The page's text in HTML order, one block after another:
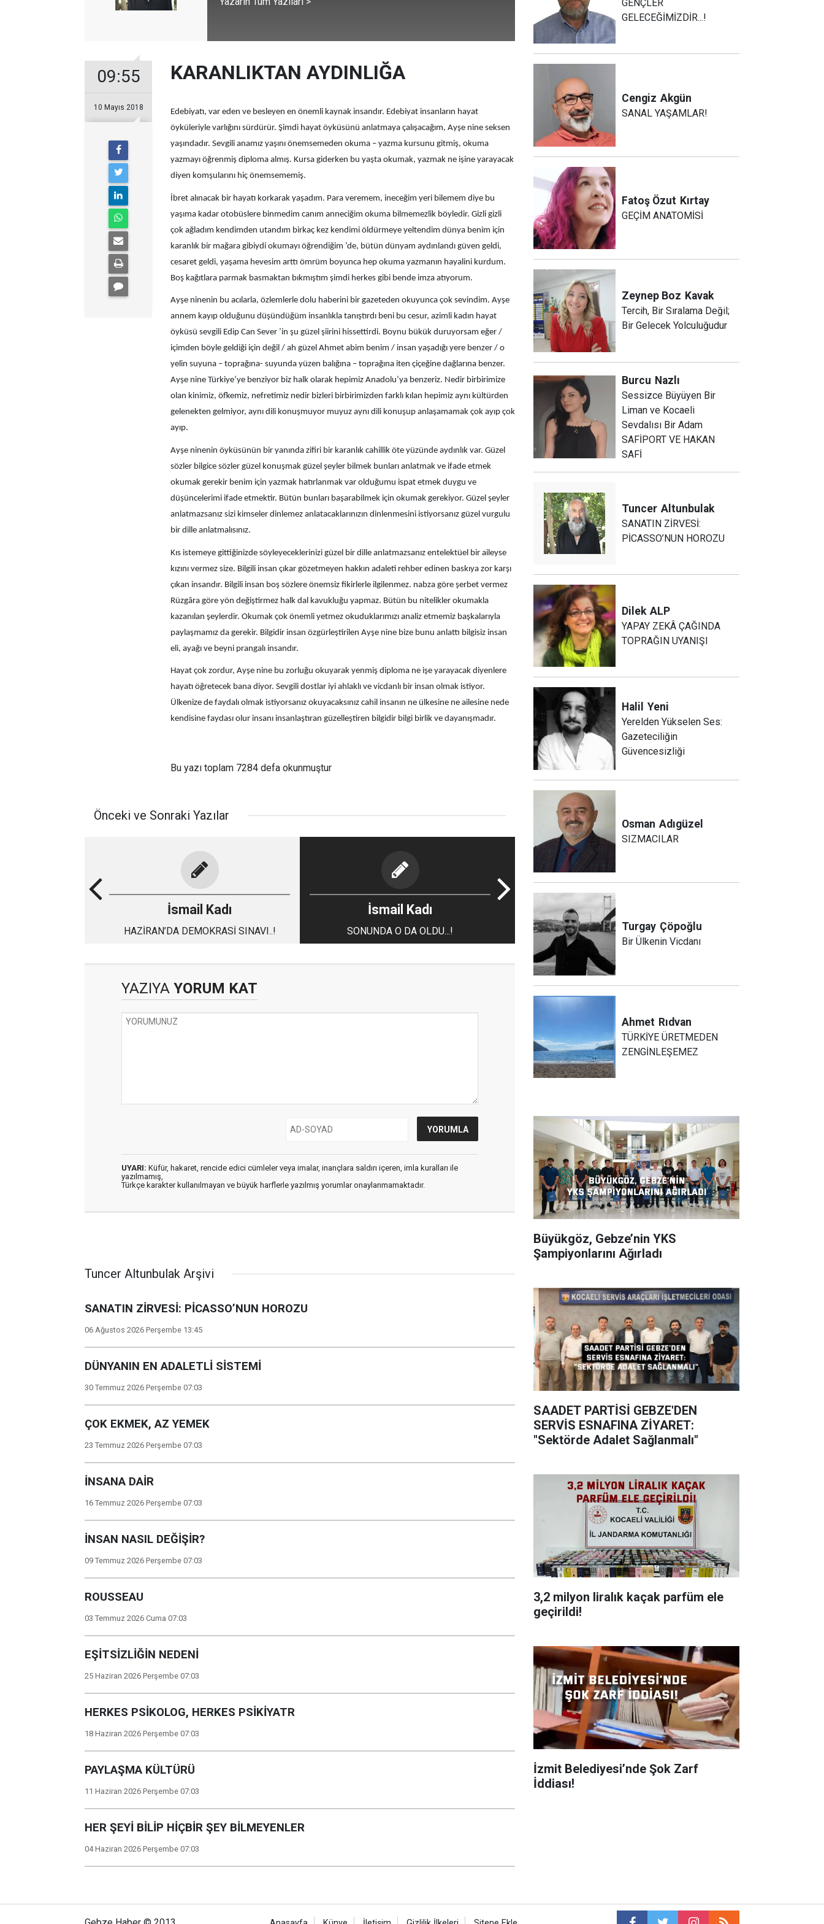
09:55
10 Mayıs 2018
KARANLIKTAN AYDINLIĞA
Edebiyatı, var eden ve besleyen en önemli kaynak insandır. Edebiyat insanların hayat
öyküleriyle varlığını sürdürür. Şimdi hayat öyküsünü anlatmaya çalışacağım, Ayşe nine seksen
yaşındadır. Sevgili anamız yaşını önemsemeden okuma – yazma kursunu gitmiş, okuma
yazmayı öğrenmiş diploma almış. Kursa giderken bu yaşta okumak, yazmak ne işine yarayacak
diyen komşularını hiç önemsememiş.
İbret alınacak bir hayatı korkarak yaşadım. Para veremem, ineceğim yeri bilemem diye bu
yaşıma kadar otobüslere binmedim canım anneciğim okuma bilmemezlik böyledir. Gizli gizli
çok ağladım kendimden utandım birkaç kez kendimi öldürmeye yeltendim dünya benim için
karanlık bir mağara gibiydi okumayı öğrendiğim ’de, bütün dünyam aydınlandı güven geldi,
cesaret geldi, yaşama hevesim arttı ömrüm boyunca hep okuma yazmanın hayalini kurdum.
Boş kağıtlara parmak basmaktan bıkmıştım şimdi herkes gibi bende imza atıyorum.
Ayşe ninenin bu acılarla, özlemlerle dolu haberini bir gazeteden okuyunca çok sevindim. Ayşe
annem kayıp olduğunu düşündüğüm insanlıkla tanıştırdı beni bu cesur, azimli kadın hayat
öyküsü sevgili Edip Can Sever ’in şu güzel şiirini hissettirdi. Boynu bükük duruyorsam eğer /
içimden böyle geldiği için değil / ah güzel Ahmet abim benim / insan yaşadığı yere benzer / o
yelin suyuna – toprağına- suyunda yüzen balığına – toprağına iten çiçeğine dağlarına benzer.
Ayşe nine Türkiye’ye benziyor biz halk olarak hepimiz Anadolu’ya benzeriz. Nedir birbirimize
olan kinimiz, öfkemiz, nefretimiz nedir bizleri birbirimizden farklı kılan hepimiz aynı kültürden
gelenekten gelmiyor, aynı dili konuşmuyor muyuz aynı dili konuşup anlaşamamak çok ayıp çok
ayıp.
Ayşe ninenin öyküsünün bir yanında zifiri bir karanlık cahillik öte yüzünde aydınlık var. Güzel
sözler bilgice sözler güzel konuşmak güzel şeyler bilmek bunları anlatmak ve ifade etmek
okumak gerekir benim için yazmak hatırlanmak var olduğumu ispat etmek duygu ve
düşüncelerimi ifade etmektir. Bütün bunları başarabilmek için okumak gerekiyor. Güzel şeyler
anlatmazsanız sizi kimseler dinlemez anlatacaklarınızın dinlenmesini istiyorsanız güzel vurgulu
bir dille anlatmalısınız.
Kıs istemeye gittiğinizde söyleyeceklerinizi güzel bir dille anlatmazsanız entelektüel bir aileyse
kızını vermez size. Bilgili insan çıkar gözetmeyen hakkın adaleti rehber edinen baskıya zor karşı
çıkan insandır. Bilgili insan boş sözlere önemsiz fikirlerle ilgilenmez. nabza göre şerbet vermez
Rüzgâra göre yön değiştirmez halk dal kavukluğu yapmaz. Bütün bu nitelikler okumakla
kazanılan şeylerdir. Okumak çok önemli yetmez okuduklarımızı analiz etmemiz başkalarıyla
paylaşmamız da gerekir. Bilgidir insan özgürleştirilen Ayşe nine bize bunu anlattı bilgisiz insan
eli, ayağı ve beyni prangalı insandır.
Hayat çok zordur, Ayşe nine bu zorluğu okuyarak yenmiş diploma ne işe yarayacak diyenlere
hayatı öğretecek bana diyor. Sevgili dostlar iyi ahlaklı ve vicdanlı bir insan olmak istiyor.
Ülkenize de faydalı olmak istiyorsanız okuyacaksınız cahil insanın ne ülkesine ne ailesine nede
kendisine faydası olur insanı insanlaştıran güzelleştiren bilgidir bilgi birlik ve dayanışmadır.
Bu yazı toplam 7284 defa okunmuştur
Önceki ve Sonraki Yazılar
İsmail Kadı
HAZİRAN’DA DEMOKRASİ SINAVI..!
İsmail Kadı
SONUNDA O DA OLDU...!
YAZIYA YORUM KAT
UYARI: Küfür, hakaret, rencide edici cümleler veya imalar, inançlara saldırı içeren, imla kuralları ile
yazılmamış,
Türkçe karakter kullanılmayan ve büyük harflerle yazılmış yorumlar onaylanmamaktadır.
Tuncer Altunbulak Arşivi
SANATIN ZİRVESİ: PİCASSO’NUN HOROZU
06 Ağustos 2026 Perşembe 13:45
DÜNYANIN EN ADALETLİ SİSTEMİ
30 Temmuz 2026 Perşembe 07:03
ÇOK EKMEK, AZ YEMEK
23 Temmuz 2026 Perşembe 07:03
İNSANA DAİR
16 Temmuz 2026 Perşembe 07:03
İNSAN NASIL DEĞİŞİR?
09 Temmuz 2026 Perşembe 07:03
ROUSSEAU
03 Temmuz 2026 Cuma 07:03
EŞİTSİZLİĞİN NEDENİ
25 Haziran 2026 Perşembe 07:03
HERKES PSİKOLOG, HERKES PSİKİYATR
18 Haziran 2026 Perşembe 07:03
PAYLAŞMA KÜLTÜRÜ
11 Haziran 2026 Perşembe 07:03
HER ŞEYİ BİLİP HİÇBİR ŞEY BİLMEYENLER
04 Haziran 2026 Perşembe 07:03
GENÇLER
GELECEĞİMİZDİR...!
Cengiz Akgün
SANAL YAŞAMLAR!
Fatoş Özut Kırtay
GEÇİM ANATOMİSİ
Zeynep Boz Kavak
Tercih, Bir Sıralama Değil;
Bir Gelecek Yolculuğudur
Burcu Nazlı
Sessizce Büyüyen Bir
Liman ve Kocaeli
Sevdalısı Bir Adam
SAFİPORT VE HAKAN
SAFİ
Tuncer Altunbulak
SANATIN ZİRVESİ:
PİCASSO’NUN HOROZU
Dilek ALP
YAPAY ZEKÂ ÇAĞINDA
TOPRAĞIN UYANIŞI
Halil Yeni
Yerelden Yükselen Ses:
Gazeteciliğin
Güvencesizliği
Osman Adıgüzel
SIZMACILAR
Turgay Çöpoğlu
Bir Ülkenin Vicdanı
Ahmet Rıdvan
TÜRKİYE ÜRETMEDEN
ZENGİNLEŞEMEZ
Büyükgöz, Gebze’nin YKS
Şampiyonlarını Ağırladı
SAADET PARTİSİ GEBZE'DEN
SERVİS ESNAFINA ZİYARET:
"Sektörde Adalet Sağlanmalı"
3,2 milyon liralık kaçak parfüm ele
geçirildi!
İzmit Belediyesi’nde Şok Zarf
İddiası!